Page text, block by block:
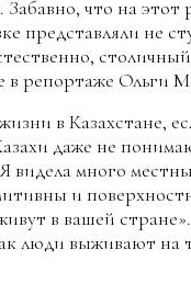
что на этот
представляли не
в репортаже Ольги
в Казахстане,
даже не
видела много
и
в вашей
люди выживают